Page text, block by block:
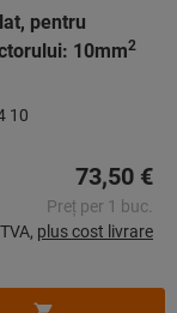
pentru
10mm2
10
73,50 €
Preț per 1 buc.
plus cost livrare